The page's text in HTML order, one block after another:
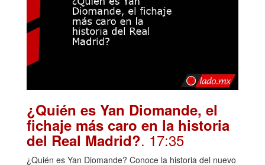
¿Quién es Yan Diomande, el
fichaje más caro en la historia
del Real Madrid?. 17:35
¿Quién es Yan Diomande? Conoce la historia del nuevo